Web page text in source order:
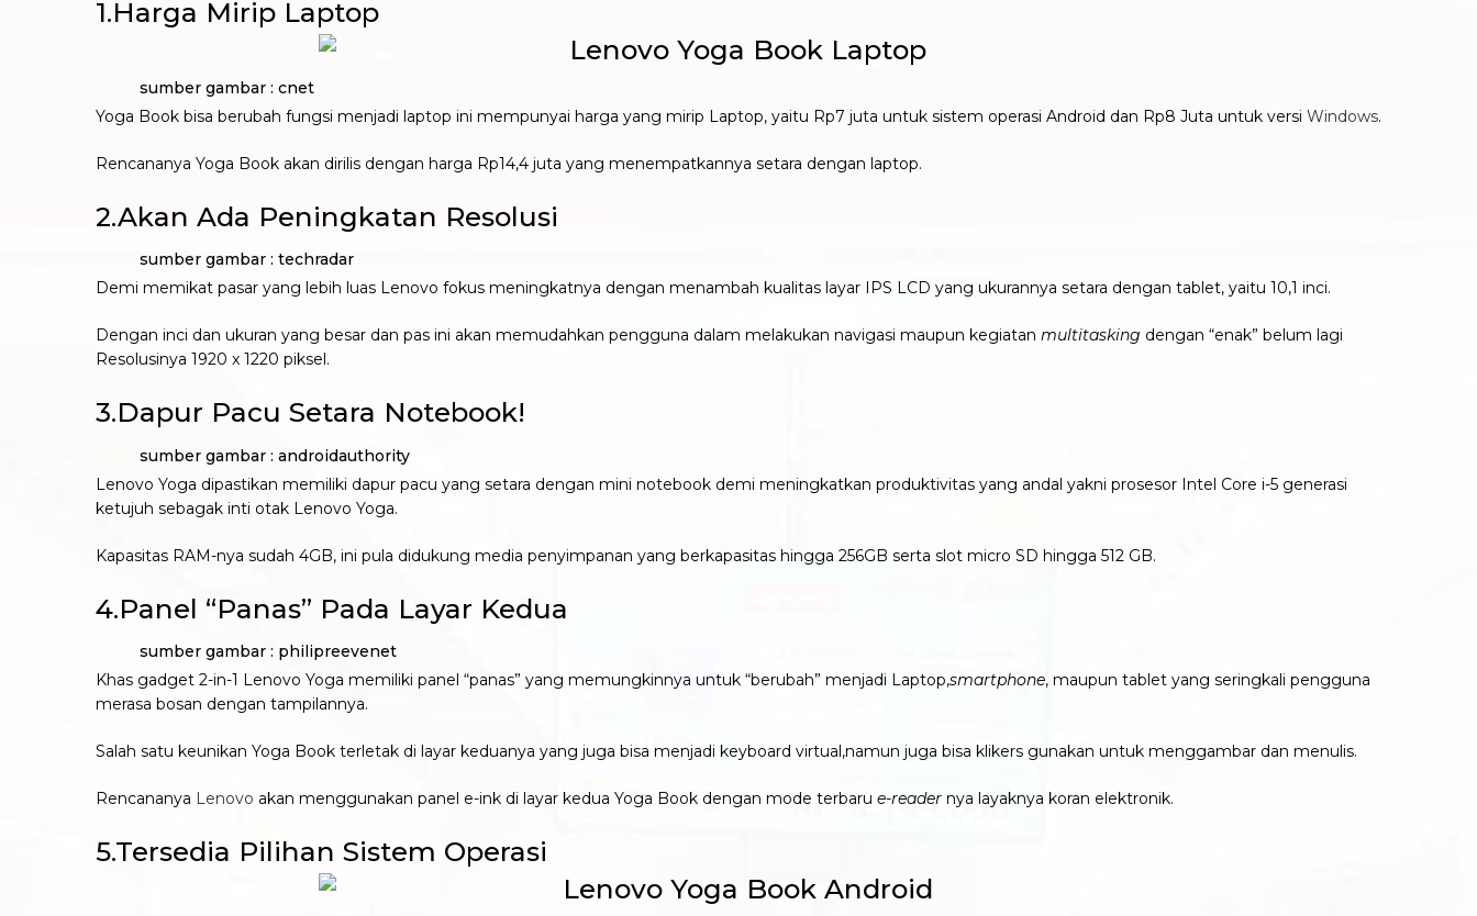
1.Harga Mirip Laptop
sumber gambar : cnet
Yoga Book bisa berubah fungsi menjadi laptop ini mempunyai harga yang mirip Laptop, yaitu Rp7 juta untuk sistem operasi Android dan Rp8 Juta untuk versi Windows.
Rencananya Yoga Book akan dirilis dengan harga Rp14,4 juta yang menempatkannya setara dengan laptop.
2.Akan Ada Peningkatan Resolusi
sumber gambar : techradar
Demi memikat pasar yang lebih luas Lenovo fokus meningkatnya dengan menambah kualitas layar IPS LCD yang ukurannya setara dengan tablet, yaitu 10,1 inci.
Dengan inci dan ukuran yang besar dan pas ini akan memudahkan pengguna dalam melakukan navigasi maupun kegiatan multitasking dengan “enak” belum lagi
Resolusinya 1920 x 1220 piksel.
3.Dapur Pacu Setara Notebook!
sumber gambar : androidauthority
Lenovo Yoga dipastikan memiliki dapur pacu yang setara dengan mini notebook demi meningkatkan produktivitas yang andal yakni prosesor Intel Core i-5 generasi
ketujuh sebagak inti otak Lenovo Yoga.
Kapasitas RAM-nya sudah 4GB, ini pula didukung media penyimpanan yang berkapasitas hingga 256GB serta slot micro SD hingga 512 GB.
4.Panel “Panas” Pada Layar Kedua
sumber gambar : philipreevenet
Khas gadget 2-in-1 Lenovo Yoga memiliki panel “panas” yang memungkinnya untuk “berubah” menjadi Laptop,smartphone, maupun tablet yang seringkali pengguna
merasa bosan dengan tampilannya.
Salah satu keunikan Yoga Book terletak di layar keduanya yang juga bisa menjadi keyboard virtual,namun juga bisa klikers gunakan untuk menggambar dan menulis.
Rencananya Lenovo akan menggunakan panel e-ink di layar kedua Yoga Book dengan mode terbaru e-reader nya layaknya koran elektronik.
5.Tersedia Pilihan Sistem Operasi